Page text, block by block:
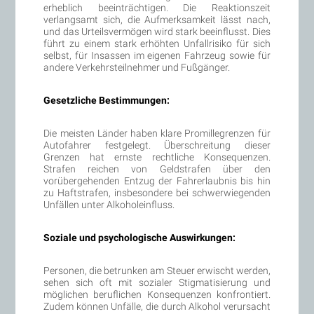
erheblich beeinträchtigen. Die Reaktionszeit
verlangsamt sich, die Aufmerksamkeit lässt nach,
und das Urteilsvermögen wird stark beeinflusst. Dies
führt zu einem stark erhöhten Unfallrisiko für sich
selbst, für Insassen im eigenen Fahrzeug sowie für
andere Verkehrsteilnehmer und Fußgänger.
Gesetzliche Bestimmungen:
Die meisten Länder haben klare Promillegrenzen für
Autofahrer festgelegt. Überschreitung dieser
Grenzen hat ernste rechtliche Konsequenzen.
Strafen reichen von Geldstrafen über den
vorübergehenden Entzug der Fahrerlaubnis bis hin
zu Haftstrafen, insbesondere bei schwerwiegenden
Unfällen unter Alkoholeinfluss.
Soziale und psychologische Auswirkungen:
Personen, die betrunken am Steuer erwischt werden,
sehen sich oft mit sozialer Stigmatisierung und
möglichen beruflichen Konsequenzen konfrontiert.
Zudem können Unfälle, die durch Alkohol verursacht